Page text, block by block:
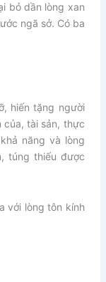
bỏ dần lòng xan
ngã sở. Có ba
hiến tặng người
tài sản, thực
năng và lòng
túng thiếu được
với lòng tôn kính